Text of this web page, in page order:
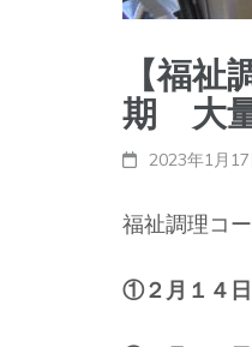
【福
期 大
2023年1月17
福祉調理コ
①２月１４日